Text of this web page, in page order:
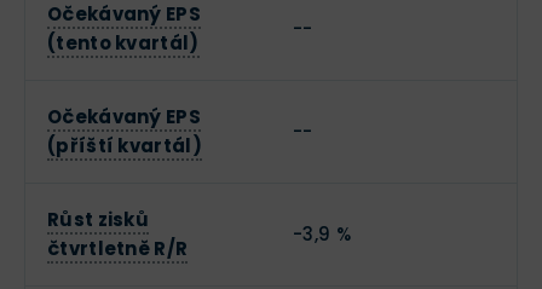
Očekávaný EPS
(tento kvartál)
--
Očekávaný EPS
(příští kvartál)
--
Růst zisků
čtvrtletně R/R
-3,9 %